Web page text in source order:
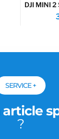
DJI MINI 2
SERVICE +
article
?